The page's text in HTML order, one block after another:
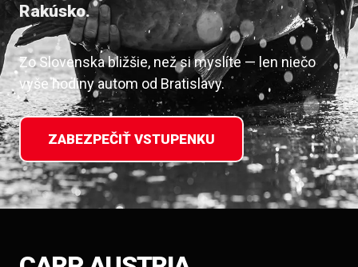
Rakúsko.
Zo Slovenska bližšie, než si myslíte — len niečo
vyše hodiny autom od Bratislavy.
ZABEZPEČIŤ VSTUPENKU